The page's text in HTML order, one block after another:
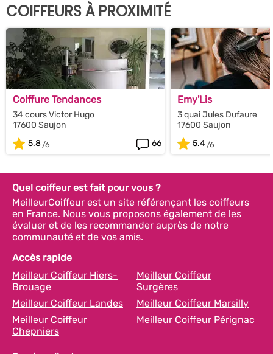
COIFFEURS À PROXIMITÉ
Coiffure Tendances
34 cours Victor Hugo
17600 Saujon
5.8
66
Emy'Lis
3 quai Jules Dufaure
17600 Saujon
5.4
Quel coiffeur est fait pour vous ?
MeilleurCoiffeur est un site référençant les coiffeurs
en France. Nous vous proposons également de les
évaluer et de les recommander auprès de notre
communauté et de vos amis.
Accès rapide
Meilleur Coiffeur Hiers-
Brouage
Meilleur Coiffeur
Surgères
Meilleur Coiffeur Landes
Meilleur Coiffeur Marsilly
Meilleur Coiffeur
Chepniers
Meilleur Coiffeur Pérignac